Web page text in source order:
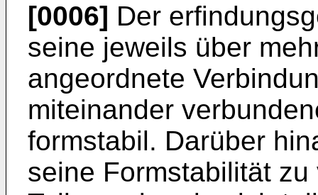
[0006] Der
seine jeweils über
angeordnete
miteinander
formstabil. Darüber
seine Formstabilität